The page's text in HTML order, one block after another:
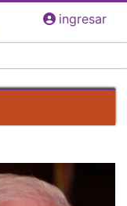
ingresar